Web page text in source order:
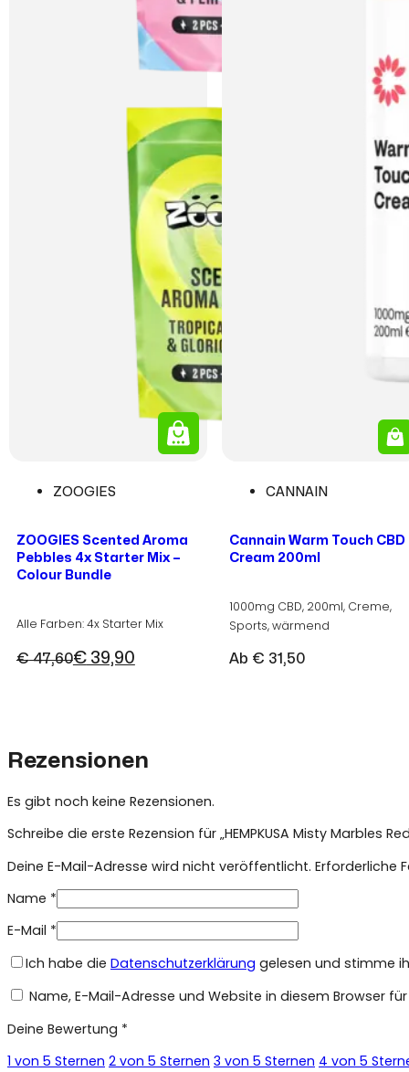
ZOOGIES
ZOOGIES Scented Aroma
Pebbles 4x Starter Mix –
Colour Bundle
Alle Farben: 4x Starter Mix
€47,60
Ursprünglicher
€39,90
Aktueller
CANNAIN
Cannain Warm Touch CBD
Cream 200ml
1000mg CBD, 200ml, Creme,
Sports, wärmend
Ab € 31,50
Rezensionen
Es gibt noch keine Rezensionen.
Schreibe die erste Rezension für „HEMPKUSA Misty Marbles Red
Deine E-Mail-Adresse wird nicht veröffentlicht. Erforderliche
Name *
E-Mail *
Ich habe die Datenschutzerklärung gelesen und stimme
Name, E-Mail-Adresse und Website in diesem Browser
Deine Bewertung *
1 von 5 Sternen 2 von 5 Sternen 3 von 5 Sternen 4 von 5